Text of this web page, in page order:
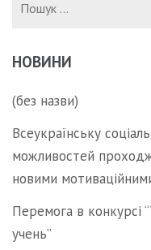
НОВИНИ
(без назви)
Всеукраїнську
можливостей
новими
Перемога в конкурсі
учень”